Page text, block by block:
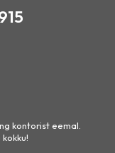
kontorist eemal.